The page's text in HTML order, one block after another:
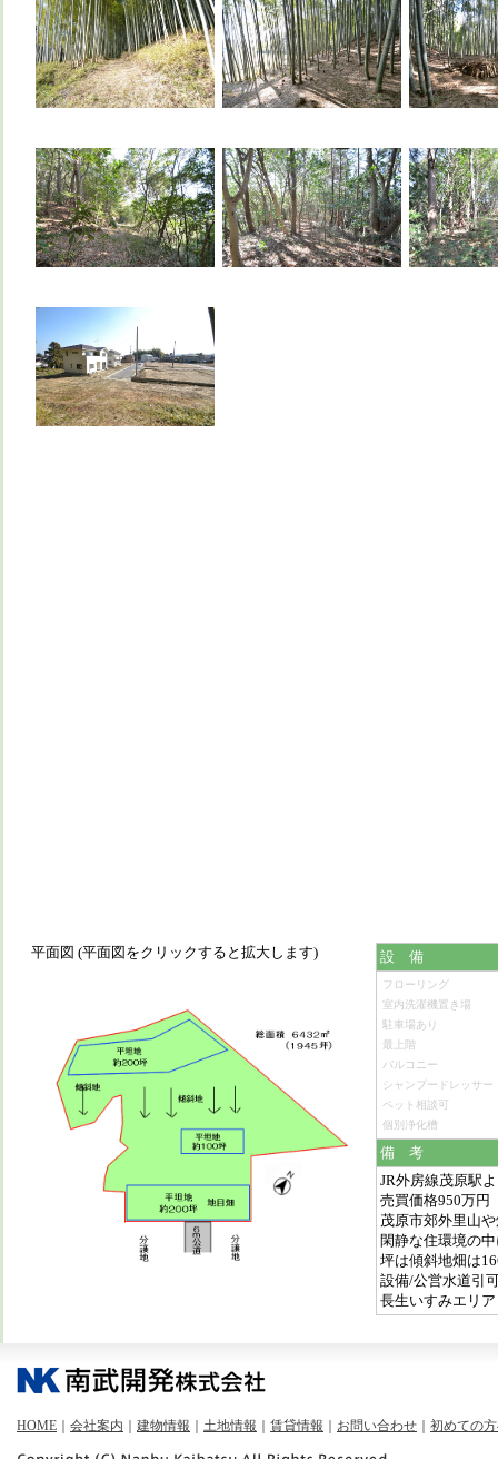
平面図 (平面図をクリックすると拡大します) 設 備
フローリング
室内洗濯機置き場
駐車場あり
最上階
バルコニー
シャンプードレッサー
ペット相談可
個別浄化槽
備 考
JR外房線茂原駅
売買価格950万円
茂原市郊外里山
閑静な住環境の
坪は傾斜地畑は
設備/公営水道引
長生いすみエリア
HOME 会社案内 建物情報 土地情報 賃貸情報 お問い合わせ 初めての